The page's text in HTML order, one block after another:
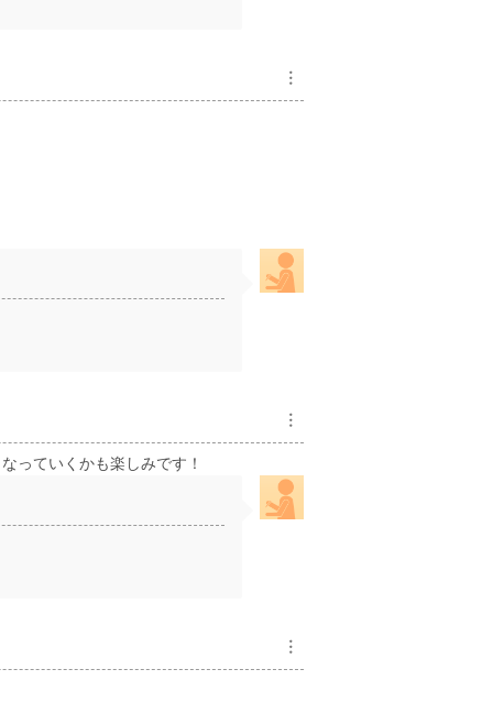
︙
︙
っていくかも楽しみです！
︙